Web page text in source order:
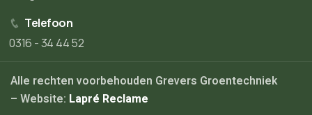
Telefoon
0316 - 34 44 52
Alle rechten voorbehouden Grevers Groentechniek
– Website: Lapré Reclame